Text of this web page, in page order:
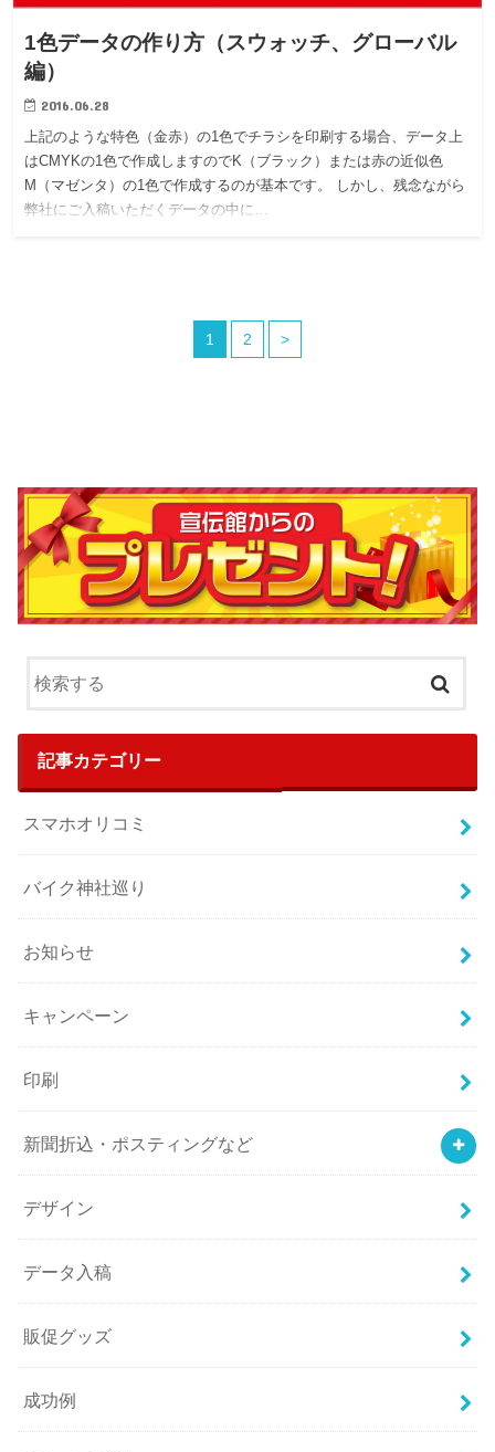
1色データの作り方（スウォッチ、グローバル
編）
2016.06.28
上記のような特色（金赤）の1色でチラシを印刷する場合、データ上
はCMYKの1色で作成しますのでK（ブラック）または赤の近似色
M（マゼンタ）の1色で作成するのが基本です。 しかし、残念ながら
弊社にご入稿いただくデータの中に…
1 2 >
記事カテゴリー
スマホオリコミ
バイク神社巡り
お知らせ
キャンペーン
印刷
新聞折込・ポスティングなど
デザイン
データ入稿
販促グッズ
成功例